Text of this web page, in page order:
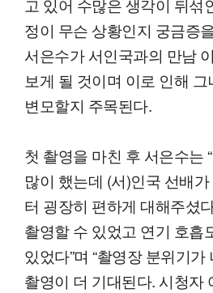
고 있어 수많은 생각이 뒤섞
정이 무슨 상황인지 궁금증
서은수가 서인국과의 만남
보게 될 것이며 이로 인해
변모할지 주목된다.
첫 촬영을 마친 후 서은수는
많이 했는데 (서)인국 선배
터 굉장히 편하게 대해주셨
촬영할 수 있었고 연기 호흡
있었다”며 “촬영장 분위기
촬영이 더 기대된다. 시청자